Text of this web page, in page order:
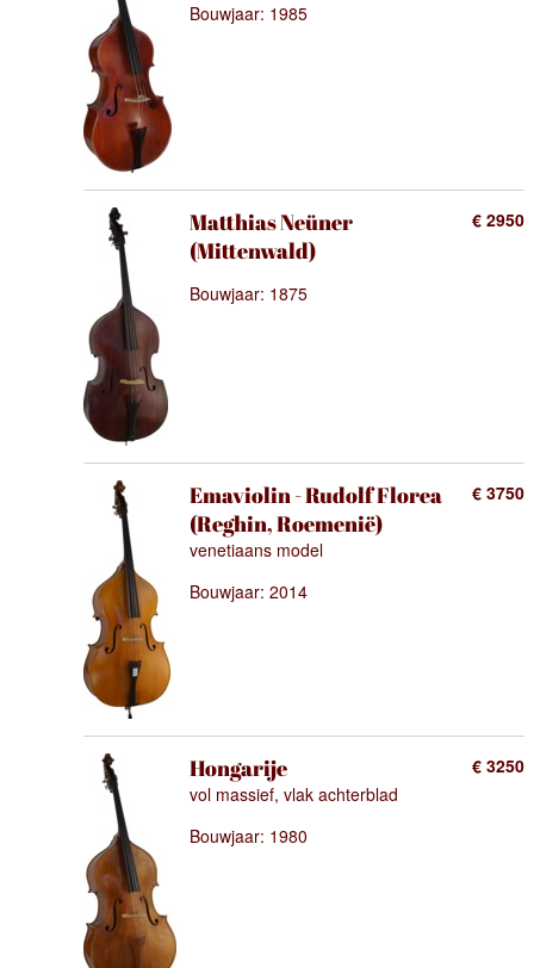
Bouwjaar: 1985
€ 2950
Matthias Neüner
(Mittenwald)
Bouwjaar: 1875
€ 3750
Emaviolin - Rudolf Florea
(Reghin, Roemenië)
venetiaans model
Bouwjaar: 2014
€ 3250
Hongarije
vol massief, vlak achterblad
Bouwjaar: 1980